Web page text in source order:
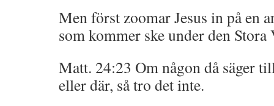
Men först zoomar Jesus in på en
som kommer ske under den Stora
Matt. 24:23 Om någon då säger
eller där, så tro det inte.